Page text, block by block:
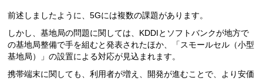
前述しましたように、5Gには複数の課題があります。
しかし、基地局の問題に関しては、KDDIとソフトバンクが地方で
の基地局整備で手を組むと発表されたほか、「スモールセル（小型
基地局）」の設置による対応が見込まれます。
携帯端末に関しても、利用者が増え、開発が進むことで、より安価